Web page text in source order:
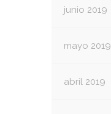
junio 2019
mayo 2019
abril 2019